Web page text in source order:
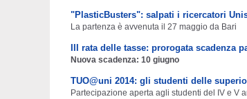
"PlasticBusters": salpati i ricercatori
La partenza è avvenuta il 27 maggio da Bari
III rata delle tasse: prorogata scadenza
Nuova scadenza: 10 giugno
TUO@uni 2014: gli studenti delle
Partecipazione aperta agli studenti del IV e V